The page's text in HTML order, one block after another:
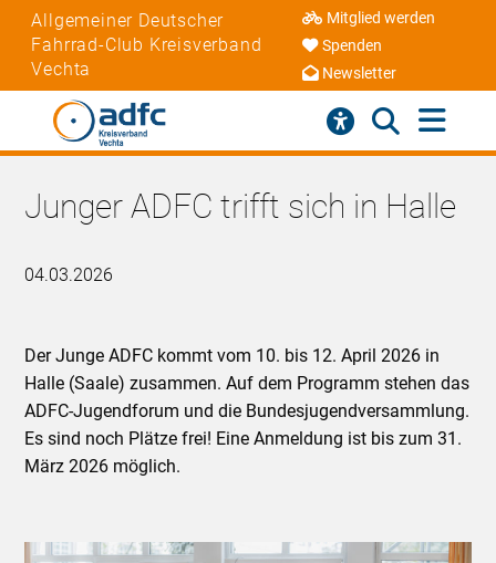
Allgemeiner Deutscher
Fahrrad-Club Kreisverband
Vechta
Mitglied werden
Spenden
Newsletter
Junger ADFC trifft sich in Halle
04.03.2026
Der Junge ADFC kommt vom 10. bis 12. April 2026 in
Halle (Saale) zusammen. Auf dem Programm stehen das
ADFC-Jugendforum und die Bundesjugendversammlung.
Es sind noch Plätze frei! Eine Anmeldung ist bis zum 31.
März 2026 möglich.